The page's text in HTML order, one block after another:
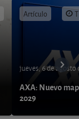
Artículo
jueves, 6 de agosto
AXA: Nuevo
2029